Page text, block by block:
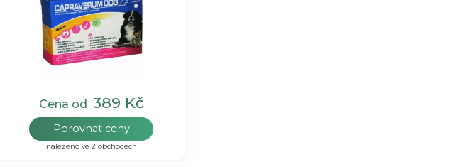
Cena od 389 Kč
Porovnat ceny
nalezeno ve 2 obchodech